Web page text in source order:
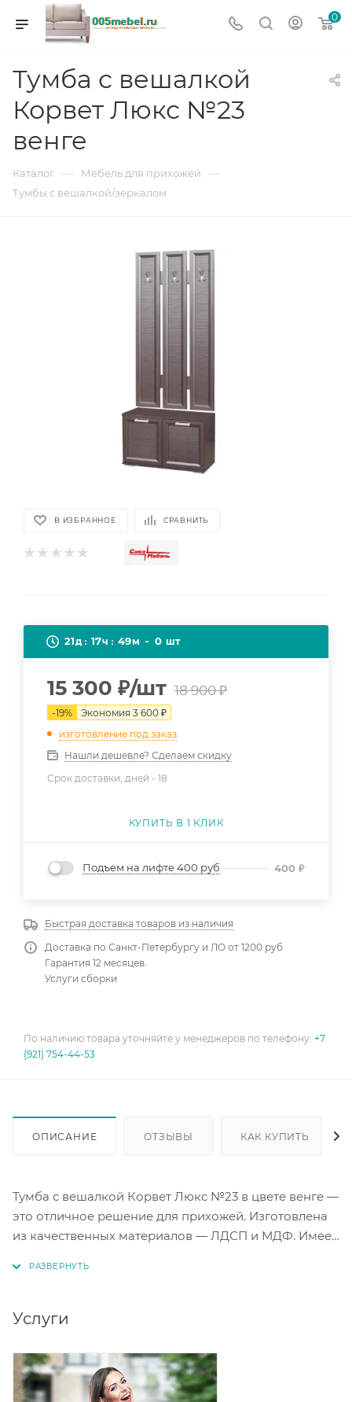
0
Тумба с вешалкой
Корвет Люкс №23
венге
Каталог — Мебель для прихожей —
Тумбы с вешалкой/зеркалом
В ИЗБРАННОЕ СРАВНИТЬ
21д 17ч 49м 0 шт
15 300 ₽/шт 18 900₽
-19% Экономия 3 600 ₽
изготовление под заказ
Нашли дешевле? Сделаем скидку
Срок доставки, дней - 18
КУПИТЬ В 1 КЛИК
Подъем на лифте 400 руб 400 ₽
Быстрая доставка товаров из наличия
Доставка по Санкт-Петербургу и ЛО от 1200 руб
Гарантия 12 месяцев.
Услуги сборки
По наличию товара уточняйте у менеджеров по телефону: +7
(921) 754-44-53
ОПИСАНИЕ ОТЗЫВЫ КАК КУПИТЬ
Тумба с вешалкой Корвет Люкс №23 в цвете венге —
это отличное решение для прихожей. Изготовлена
из качественных материалов — ЛДСП и МДФ. Имеет
поможет организовать пространство. Тумба с
элементом вашего дома.
Фасады с 3D панелями. Цвет венге. Вешалка
Услуги